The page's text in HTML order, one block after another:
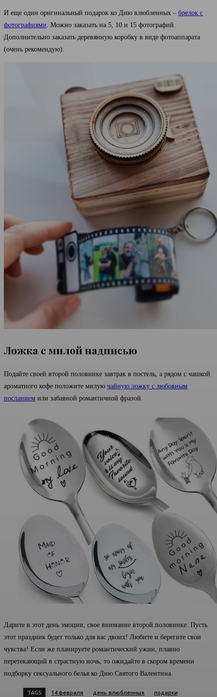
И еще один оригинальный подарок ко Дню влюбленных – брелок с
фотографиями . Можно заказать на 5, 10 и 15 фотографий.
Дополнительно заказать деревянную коробку в виде фотоаппарата
(очень рекомендую).
Ложка с милой надписью
Подайте своей второй половинке завтрак в постель, а рядом с чашкой
ароматного кофе положите милую чайную ложку с любовным
посланием или забавной романтичной фразой.
Дарите в этот день эмоции, свое внимание второй половинке. Пусть
этот праздник будет только для вас двоих! Любите и берегите свои
чувства! Если же планируете романтический ужин, плавно
перетекающий в страстную ночь, то ожидайте в скором времени
подборку сексуального белья ко Дню Святого Валентина.
TAGS 14 февраля день влюбленных подарки